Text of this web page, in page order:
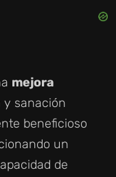
mejora
y sanación
beneficioso
un
de